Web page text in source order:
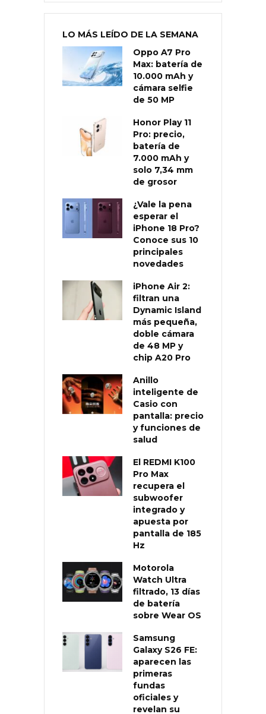
LO MÁS LEÍDO DE LA SEMANA
Oppo A7 Pro
Max: batería de
10.000 mAh y
cámara selfie
de 50 MP
Honor Play 11
Pro: precio,
batería de
7.000 mAh y
solo 7,34 mm
de grosor
¿Vale la pena
esperar el
iPhone 18 Pro?
Conoce sus 10
principales
novedades
iPhone Air 2:
filtran una
Dynamic Island
más pequeña,
doble cámara
de 48 MP y
chip A20 Pro
Anillo
inteligente de
Casio con
pantalla: precio
y funciones de
salud
El REDMI K100
Pro Max
recupera el
subwoofer
integrado y
apuesta por
pantalla de 185
Hz
Motorola
Watch Ultra
filtrado, 13 días
de batería
sobre Wear OS
Samsung
Galaxy S26 FE:
aparecen las
primeras
fundas
oficiales y
revelan su